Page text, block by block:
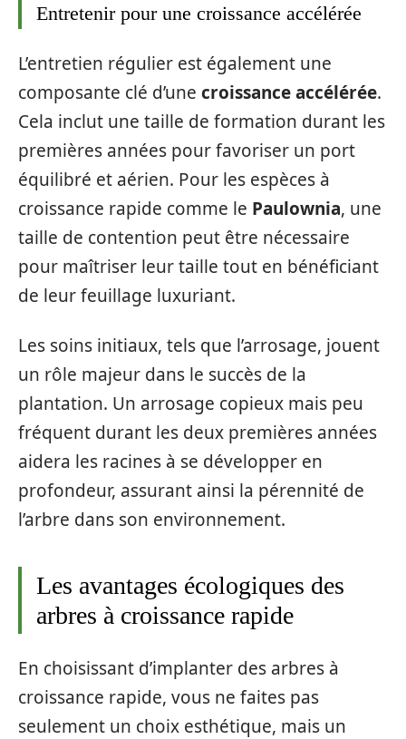
Entretenir pour une croissance accélérée
L’entretien régulier est également une
composante clé d’une croissance accélérée.
Cela inclut une taille de formation durant les
premières années pour favoriser un port
équilibré et aérien. Pour les espèces à
croissance rapide comme le Paulownia, une
taille de contention peut être nécessaire
pour maîtriser leur taille tout en bénéficiant
de leur feuillage luxuriant.
Les soins initiaux, tels que l’arrosage, jouent
un rôle majeur dans le succès de la
plantation. Un arrosage copieux mais peu
fréquent durant les deux premières années
aidera les racines à se développer en
profondeur, assurant ainsi la pérennité de
l’arbre dans son environnement.
Les avantages écologiques des
arbres à croissance rapide
En choisissant d’implanter des arbres à
croissance rapide, vous ne faites pas
seulement un choix esthétique, mais un